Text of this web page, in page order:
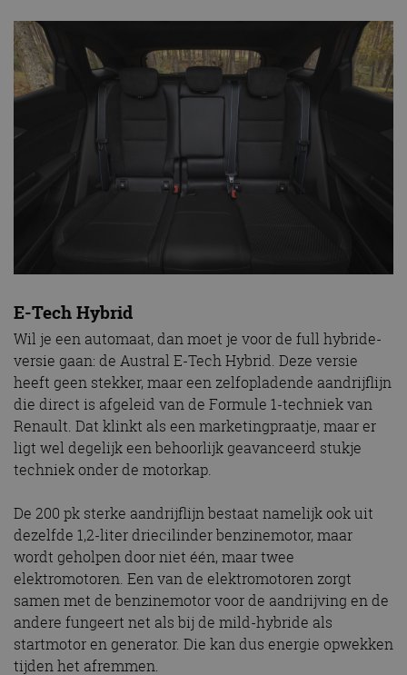
E-Tech Hybrid
Wil je een automaat, dan moet je voor de full hybride-
versie gaan: de Austral E-Tech Hybrid. Deze versie
heeft geen stekker, maar een zelfopladende aandrijflijn
die direct is afgeleid van de Formule 1-techniek van
Renault. Dat klinkt als een marketingpraatje, maar er
ligt wel degelijk een behoorlijk geavanceerd stukje
techniek onder de motorkap.
De 200 pk sterke aandrijflijn bestaat namelijk ook uit
dezelfde 1,2-liter driecilinder benzinemotor, maar
wordt geholpen door niet één, maar twee
elektromotoren. Een van de elektromotoren zorgt
samen met de benzinemotor voor de aandrijving en de
andere fungeert net als bij de mild-hybride als
startmotor en generator. Die kan dus energie opwekken
tijden het afremmen.